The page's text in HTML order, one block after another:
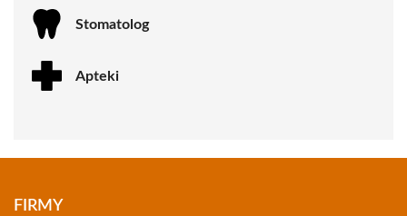
Stomatolog
Apteki
FIRMY